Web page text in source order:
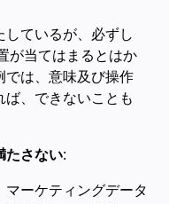
しているが、必ずし
が当てはまるとはか
では、意味及び操作
ば、できないことも
たさない:
マーケティングデータ